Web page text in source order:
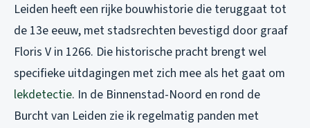
Leiden heeft een rijke bouwhistorie die teruggaat tot
de 13e eeuw, met stadsrechten bevestigd door graaf
Floris V in 1266. Die historische pracht brengt wel
specifieke uitdagingen met zich mee als het gaat om
lekdetectie. In de Binnenstad-Noord en rond de
Burcht van Leiden zie ik regelmatig panden met